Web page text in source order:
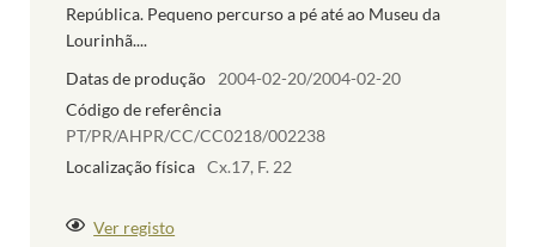
República. Pequeno percurso a pé até ao Museu da
Lourinhã....
Datas de produção
2004-02-20/2004-02-20
Código de referência
PT/PR/AHPR/CC/CC0218/002238
Localização física Cx.17, F. 22
Ver registo